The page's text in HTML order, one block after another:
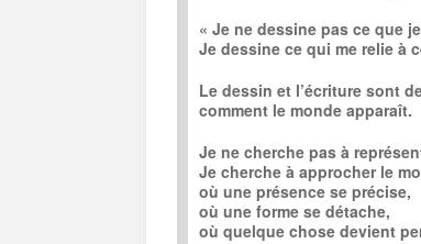
« Je ne dessine pas ce que
Je dessine ce qui me relie à
Le dessin et l’écriture sont
comment le monde apparaît.
Je ne cherche pas à
Je cherche à approcher le
où une présence se précise,
où une forme se détache,
où quelque chose devient